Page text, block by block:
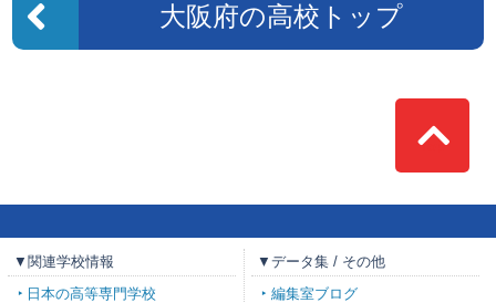
大阪府の高校トップ
Top
▼関連学校情報
日本の高等専門学校
▼データ集 / その他
編集室ブログ